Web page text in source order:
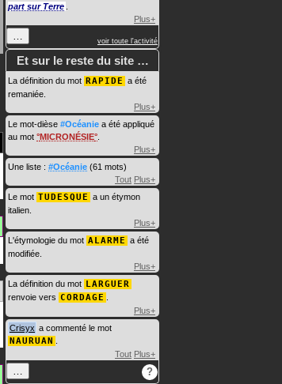
part sur Terre
Plus+
… voir toute l'activité
Et sur le reste du site …
La définition du mot RAPIDE a été
remaniée.
Plus+
Le mot-dièse #Océanie a été appliqué
au mot MICRONÉSIE
Plus+
Une liste : #Océanie (61 mots)
Tout Plus+
Le mot TUDESQUE a un étymon
italien.
Plus+
L'étymologie du mot ALARME a été
modifiée.
Plus+
La définition du mot LARGUER
renvoie vers CORDAGE
Plus+
Crisyx a commenté le mot
NAURUAN
Tout Plus+
… ?